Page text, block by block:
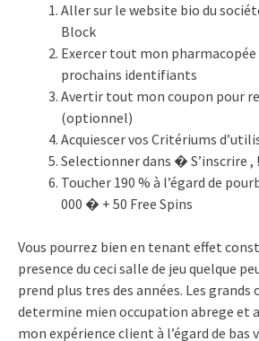
Aller sur le website bio du
Block
Exercer tout mon
prochains identifiants
Avertir tout mon coupon pour
(optionnel)
Acquiescer vos Critériums
Selectionner dans � S’inscrire
Toucher 190 % à l’égard de
000 � + 50 Free Spins
Vous pourrez bien en tenant effet
presence du ceci salle de jeu quelque
prend plus tres des années. Les grands
determine mien occupation abrege et
mon expérience client à l’égard de